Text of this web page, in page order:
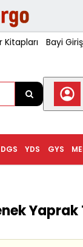
Bayi
GYS
YDS
DGS